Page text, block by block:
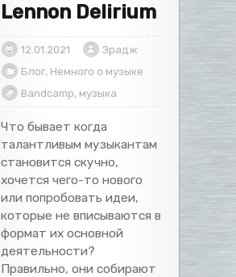
Lennon Delirium
12.01.2021
Эрадж
Блог, Немного о музыке
Bandcamp, музыка
Что бывает когда
талантливым музыкантам
становится скучно,
хочется чего-то нового
или попробовать идеи,
которые не вписываются в
формат их основной
деятельности?
Правильно, они собирают